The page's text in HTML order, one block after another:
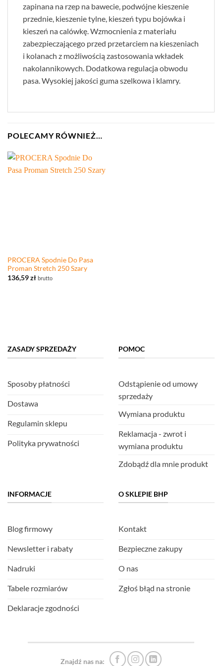
zapinana na rzep na bawecie, podwójne kieszenie
przednie, kieszenie tylne, kieszeń typu bojówka i
kieszeń na calówkę. Wzmocnienia z materiału
zabezpieczającego przed przetarciem na kieszeniach
i kolanach z możliwością zastosowania wkładek
nakolannikowych. Dodatkowa regulacja obwodu
pasa. Wysokiej jakości guma szelkowa i klamry.
POLECAMY RÓWNIEŻ…
PROCERA Spodnie Do Pasa
Proman Stretch 250 Szary
136,59zł brutto
ZASADY SPRZEDAŻY
Sposoby płatności
Dostawa
Regulamin sklepu
Polityka prywatności
POMOC
Odstąpienie od umowy
sprzedaży
Wymiana produktu
Reklamacja - zwrot i
wymiana produktu
Zdobądź dla mnie produkt
INFORMACJE
Blog firmowy
Newsletter i rabaty
Nadruki
Tabele rozmiarów
Deklaracje zgodności
O SKLEPIE BHP
Kontakt
Bezpieczne zakupy
O nas
Zgłoś błąd na stronie
Znajdź nas na: